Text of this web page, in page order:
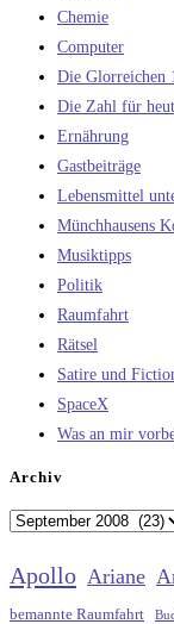
Chemie
Computer
Die Glorreichen
Die Zahl für
Ernährung
Gastbeiträge
Lebensmittel
Münchhausens
Musiktipps
Politik
Raumfahrt
Rätsel
Satire und
SpaceX
Was an mir
Archiv
Archiv
Apollo Ariane
bemannte Raumfahrt